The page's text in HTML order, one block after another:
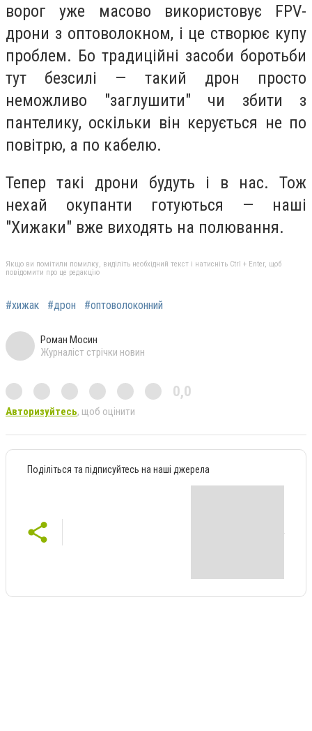
ворог уже масово використовує FPV-
дрони з оптоволокном, і це створює купу
проблем. Бо традиційні засоби боротьби
тут безсилі — такий дрон просто
неможливо "заглушити" чи збити з
пантелику, оскільки він керується не по
повітрю, а по кабелю.
Тепер такі дрони будуть і в нас. Тож
нехай окупанти готуються — наші
"Хижаки" вже виходять на полювання.
Якщо ви помітили помилку, виділіть необхідний текст і натисніть Ctrl + Enter, щоб
повідомити про це редакцію
#хижак #дрон #оптоволоконний
Роман Мосин
Журналіст стрічки новин
0,0
Авторизуйтесь, щоб оцінити
Поділіться та підписуйтесь на наші джерела